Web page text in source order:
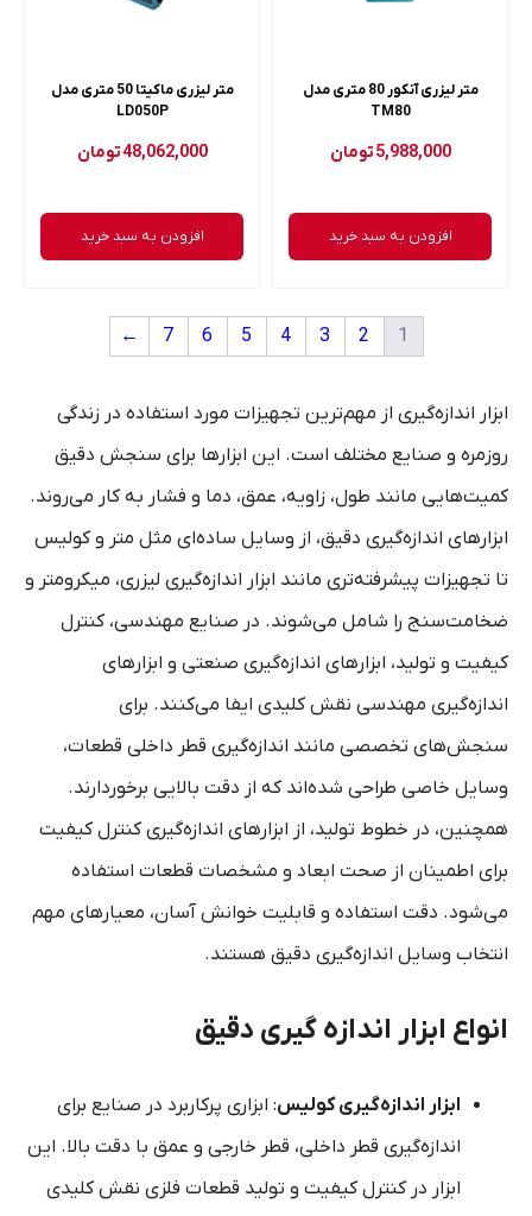
متر لیزری آنکور 80 متری مدل
TM80
5,988,000تومان
افزودن به سبد خرید
متر لیزری ماکیتا 50 متری مدل
LD050P
48,062,000تومان
افزودن به سبد خرید
1
2
3
4
5
6
7
←
ابزار اندازه‌گیری از مهم‌ترین تجهیزات مورد استفاده در زندگی
روزمره و صنایع مختلف است. این ابزارها برای سنجش دقیق
کمیت‌هایی مانند طول، زاویه، عمق، دما و فشار به کار می‌روند.
ابزارهای اندازه‌گیری دقیق، از وسایل ساده‌ای مثل متر و کولیس
تا تجهیزات پیشرفته‌تری مانند ابزار اندازه‌گیری لیزری، میکرومتر و
ضخامت‌سنج را شامل می‌شوند. در صنایع مهندسی، کنترل
کیفیت و تولید، ابزارهای اندازه‌گیری صنعتی و ابزارهای
اندازه‌گیری مهندسی نقش کلیدی ایفا می‌کنند. برای
سنجش‌های تخصصی مانند اندازه‌گیری قطر داخلی قطعات،
وسایل خاصی طراحی شده‌اند که از دقت بالایی برخوردارند.
همچنین، در خطوط تولید، از ابزارهای اندازه‌گیری کنترل کیفیت
برای اطمینان از صحت ابعاد و مشخصات قطعات استفاده
می‌شود. دقت استفاده و قابلیت خوانش آسان، معیارهای مهم
انتخاب وسایل اندازه‌گیری دقیق هستند.
انواع ابزار اندازه گیری دقیق
ابزار اندازه‌گیری کولیس: ابزاری پرکاربرد در صنایع برای
اندازه‌گیری قطر داخلی، قطر خارجی و عمق با دقت بالا. این
ابزار در کنترل کیفیت و تولید قطعات فلزی نقش کلیدی